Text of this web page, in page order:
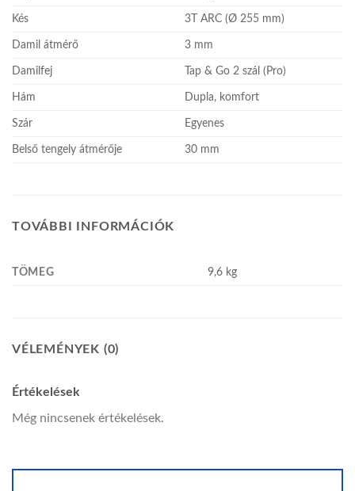
Kés 3T ARC (Ø 255 mm)
Damil átmérő 3 mm
Damilfej Tap & Go 2 szál (Pro)
Hám Dupla, komfort
Szár Egyenes
Belső tengely átmérője 30 mm
TOVÁBBI INFORMÁCIÓK
TÖMEG 9,6 kg
VÉLEMÉNYEK (0)
Értékelések
Még nincsenek értékelések.